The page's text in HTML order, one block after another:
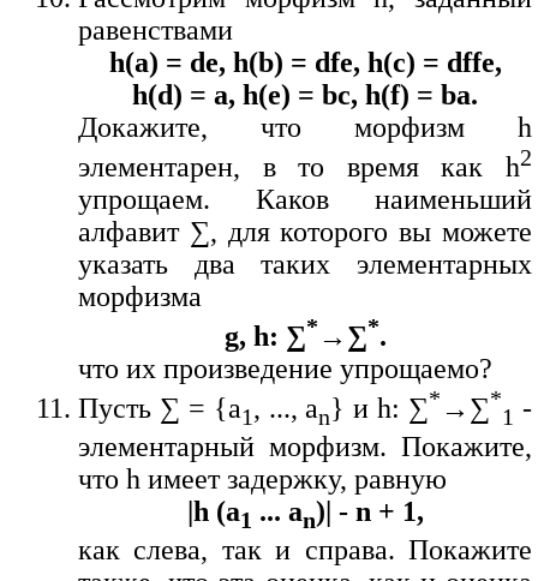
равенствами
h(a) = de, h(b) = dfe, h(c) = dffe,
h(d) = a, h(e) = bc, h(f) = ba.
Докажите, что морфизм h
элементарен, в то время как h2
упрощаем. Каков наименьший
алфавит ∑, для которого вы можете
указать два таких элементарных
морфизма
g, h: ∑* →∑*.
что их произведение упрощаемо?
Пусть ∑ = {a1, ..., an} и h: ∑* →∑*
1 -
элементарный морфизм. Покажите,
что h имеет задержку, равную
|h (a1 ... an)| - n + 1,
как слева, так и справа. Покажите